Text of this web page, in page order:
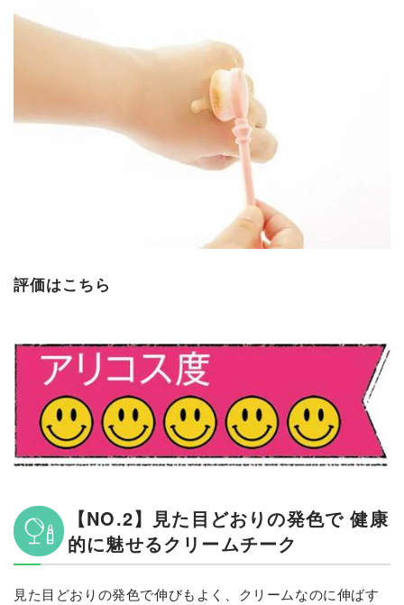
評価はこちら
【NO.2】見た目どおりの発色で 健康
的に魅せるクリームチーク
見た目どおりの発色で伸びもよく、クリームなのに伸ばす